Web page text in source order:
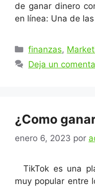
de ganar dinero
en línea: Una de
Categorías
finanzas,
Deja un
¿Como
enero 6, 2023 por
TikTok es una
muy popular entre